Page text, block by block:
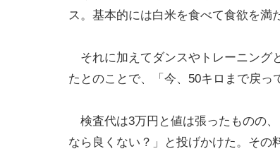
ス。基本的には白米を食べて食欲を満
それに加えてダンスやトレーニング
たとのことで、「今、50キロまで戻っ
検査代は3万円と値は張ったものの
なら良くない？」と投げかけた。その